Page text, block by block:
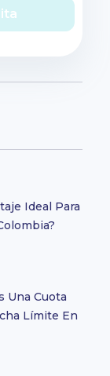
Ideal Para
Una Cuota
Límite En